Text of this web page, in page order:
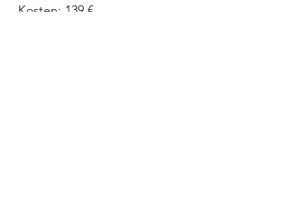
Kosten: 139 €